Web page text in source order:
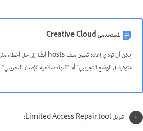
لمستخدمي Creative Cloud
متوفرة في الوضع التجريبي" أو "انتهاء صلاحية الإصدار التجريبي".
تنزيل Limited Access Repair tool: